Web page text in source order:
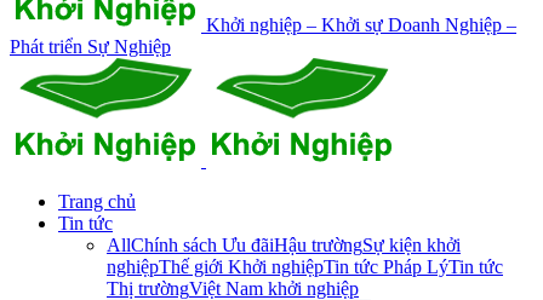
Khởi nghiệp – Khởi sự Doanh Nghiệp –
Phát triển Sự Nghiệp
Trang chủ
Tin tức
AllChính sách Ưu đãiHậu trườngSự kiện khởi
nghiệpThế giới Khởi nghiệpTin tức Pháp LýTin tức
Thị trườngViệt Nam khởi nghiệp